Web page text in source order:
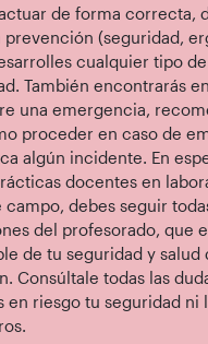
de forma correcta,
prevención (seguridad,
cualquier tipo
También encontrarás
una emergencia,
proceder en caso de
algún incidente. En
docentes en
campo, debes seguir
del profesorado, que
de tu seguridad y salud
Consúltale todas las
en riesgo tu seguridad ni